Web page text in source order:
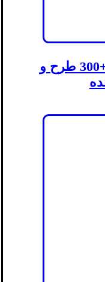
قیمت و خرید کاشی لوکس | +300 طرح و